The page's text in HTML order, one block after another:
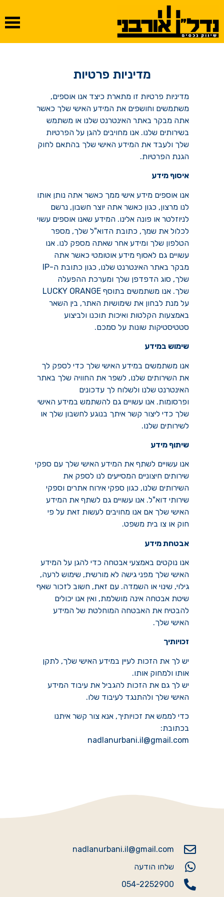
מדיניות פרטיות
מדיניות פרטיות זו מתארת כיצד אנו אוספים,
משתמשים וחושפים את המידע האישי שלך כאשר
אתה מבקר באתר האינטרנט שלנו או משתמש
בשירותים שלנו. אנו מחויבים להגן על הפרטיות
שלך ולעבד את המידע האישי שלך בהתאם לחוק
הגנת הפרטיות.
איסוף מידע
אנו אוספים מידע אישי ממך כאשר אתה נותן אותו
לנו מרצון, כגון כאשר אתה יוצר חשבון, נרשם
לניוזלטר או פונה אלינו. המידע שאנו אוספים עשוי
לכלול את שמך, כתובת הדוא"ל שלך, מספר
הטלפון שלך ומידע אחר שאתה מספק לנו. אנו
עשויים גם לאסוף מידע אוטומטי כאשר אתה
מבקר באתר האינטרנט שלנו, כגון כתובת ה-IP
שלך, סוג הדפדפן שלך ומערכת ההפעלה
שלך. אנו משתמשים בתוסף LUCKY ORANGE
על מנת לבחון את שימושיות האתר, בין השאר
באמצעות הקלטות ואיכות תוכנו ולביצוע
סטטיסטיקות שונות על סמכם.
שימוש במידע
אנו משתמשים במידע האישי שלך כדי לספק לך
את השירותים שלנו, לשפר את החוויה שלך באתר
האינטרנט שלנו ולשלוח לך עדכונים
ופרסומות. אנו עשויים גם להשתמש במידע האישי
שלך כדי ליצור קשר איתך בנוגע לחשבון שלך או
לשירותים שלנו.
שיתוף מידע
אנו עשויים לשתף את המידע האישי שלך עם ספקי
שירותים חיצוניים המסייעים לנו לספק את
השירותים שלנו, כגון ספקי אירוח אתרים וספקי
שירותי דוא"ל. אנו עשויים גם לשתף את המידע
האישי שלך אם אנו מחויבים לעשות זאת על פי
חוק או צו בית משפט.
אבטחת מידע
אנו נוקטים באמצעי אבטחה כדי להגן על המידע
האישי שלך מפני גישה לא מורשית, שימוש לרעה,
גילוי, שינוי או השמדה. עם זאת, חשוב לזכור שאף
שיטת אבטחה אינה מושלמת, ואין אנו יכולים
להבטיח את האבטחה המוחלטת של המידע
האישי שלך.
זכויותיך
יש לך את הזכות לעיין במידע האישי שלך, לתקן
אותו ולמחוק אותו.
יש לך גם את הזכות להגביל את עיבוד המידע
האישי שלך ולהתנגד לעיבוד שלו.
כדי לממש את זכויותיך, אנא צור קשר איתנו
בכתובת:
nadlanurbani.il@gmail.com
nadlanurbani.il@gmail.com
שלחו הודעה
054-2252900